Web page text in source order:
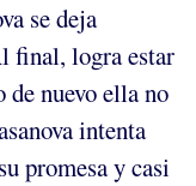
se deja
final, logra estar
nuevo ella no
intenta
promesa y casi